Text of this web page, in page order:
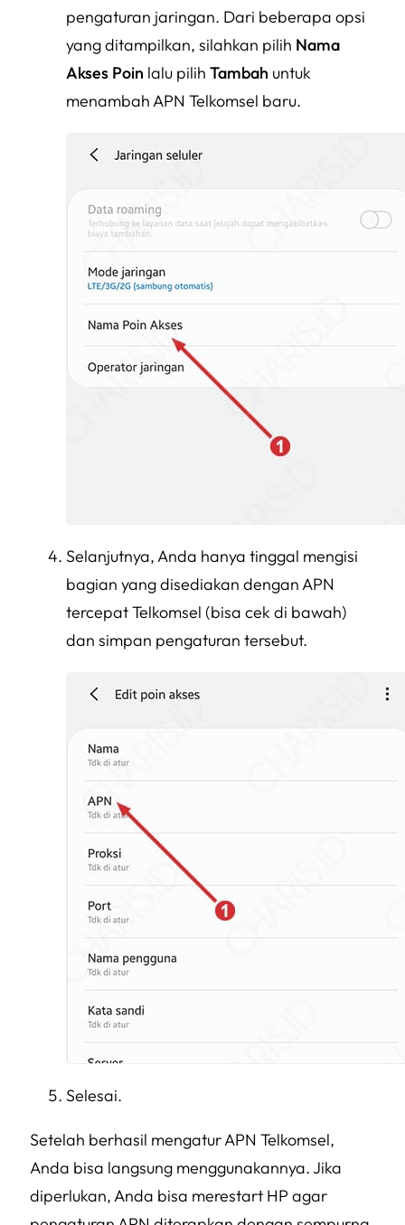
pengaturan jaringan. Dari beberapa opsi
yang ditampilkan, silahkan pilih Nama
Akses Poin lalu pilih Tambah untuk
menambah APN Telkomsel baru.
Selanjutnya, Anda hanya tinggal mengisi
bagian yang disediakan dengan APN
tercepat Telkomsel (bisa cek di bawah)
dan simpan pengaturan tersebut.
Selesai.
Setelah berhasil mengatur APN Telkomsel,
Anda bisa langsung menggunakannya. Jika
diperlukan, Anda bisa merestart HP agar